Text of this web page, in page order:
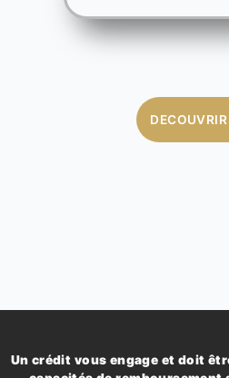
Un crédit vous engage et doit